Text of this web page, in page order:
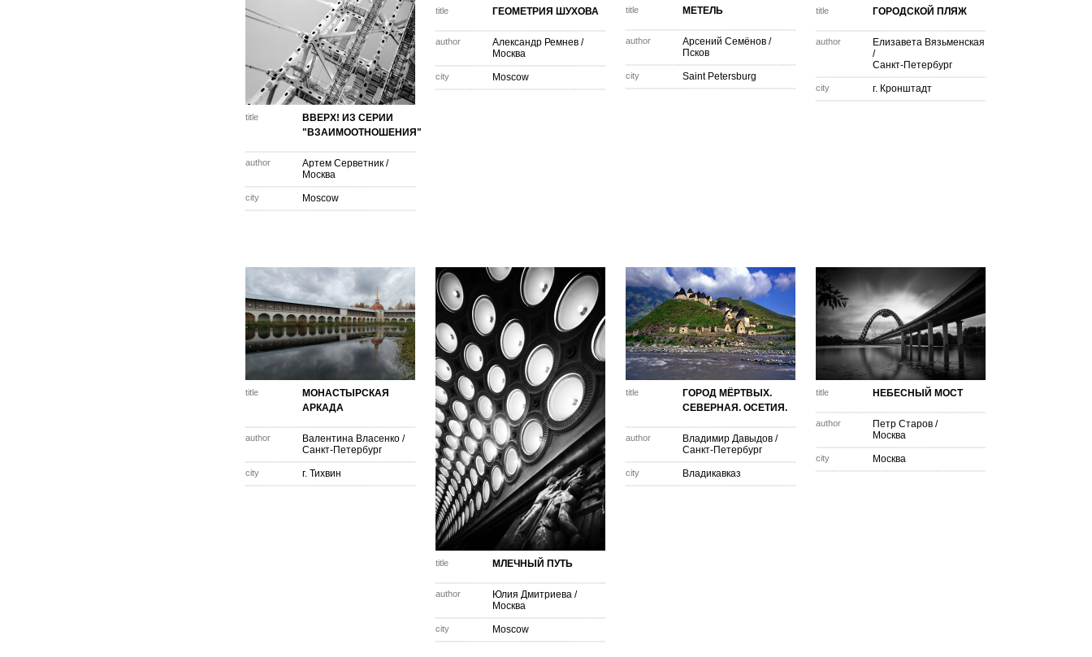
title
ВВЕРХ! ИЗ СЕРИИ
"ВЗАИМООТНОШЕНИЯ"
author Артем Серветник /
Москва
city Moscow
title ГЕОМЕТРИЯ ШУХОВА
author Александр Ремнев /
Москва
city Moscow
title МЕТЕЛЬ
author Арсений Семёнов /
Псков
city Saint Petersburg
title ГОРОДСКОЙ ПЛЯЖ
author
Елизавета Вязьменская
/
Санкт-Петербург
city г. Кронштадт
title
МОНАСТЫРСКАЯ
АРКАДА
author Валентина Власенко /
Санкт-Петербург
city г. Тихвин
title МЛЕЧНЫЙ ПУТЬ
author Юлия Дмитриева /
Москва
city Moscow
title
ГОРОД МЁРТВЫХ.
СЕВЕРНАЯ. ОСЕТИЯ.
author Владимир Давыдов /
Санкт-Петербург
city Владикавказ
title НЕБЕСНЫЙ МОСТ
author Петр Старов /
Москва
city Москва